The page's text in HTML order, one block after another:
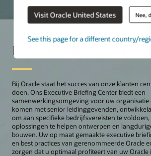
Visit Oracle United States Nee,
See this page for a different country/
Executive Briefing Center
Bij Oracle staat het succes van onze klanten
doen. Ons Executive Briefing Center biedt een
samenwerkingsomgeving voor uw organisatie
komen met senior leidinggevenden,
om aan specifieke bedrijfsvereisten te
oplossingen te helpen ontwerpen en
bouwen. Uw op maat gemaakte executive
en best practices van gerenommeerde Oracle
zorgen dat u optimaal profiteert van uw Oracle